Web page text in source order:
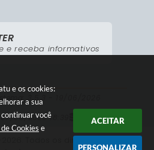
e os cookies:
a sua
você
Cookies e
ACEITAR
PERSONALIZAR
e receba informativos
07/08/2026 18:39 Dados Abertos
Todos os direitos